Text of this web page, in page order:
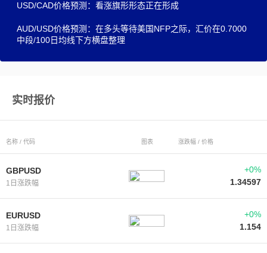
USD/CAD价格预测：看涨旗形形态正在形成
AUD/USD价格预测：在多头等待美国NFP之际，汇价在0.7000
中段/100日均线下方横盘整理
实时报价
名称 / 代码 图表 涨跌幅 / 价格
GBPUSD
1日涨跌幅
+0%
1.34597
EURUSD
1日涨跌幅
+0%
1.154